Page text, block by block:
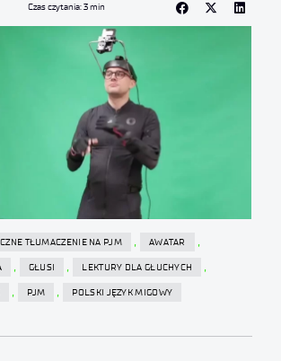
Czas czytania: 3 min
TŁUMACZENIE NA PJM , AWATAR ,
, GŁUSI , LEKTURY DLA GŁUCHYCH ,
, PJM , POLSKI JĘZYK MIGOWY